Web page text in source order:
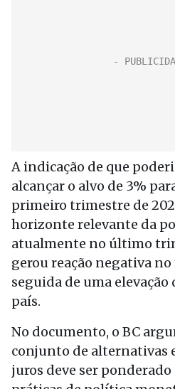
A indicação de que
alcançar o alvo de 3%
primeiro trimestre de
horizonte relevante da
atualmente no último
gerou reação negativa
seguida de uma
país.
No documento, o BC
conjunto de alternativas
juros deve ser